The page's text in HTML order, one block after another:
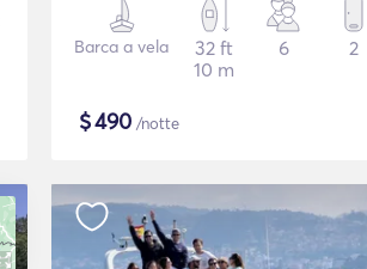
Barca a vela
32 ft
10 m
6 2
$490 /notte